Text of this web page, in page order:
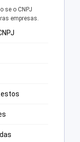
se o CNPJ
empresas.